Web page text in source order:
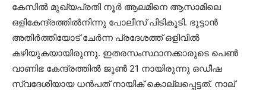
കേസില്‍ മുഖ്യപ്രതി നൂര്‍ ആലമിനെ ആസാമിലെ
ഒളികേന്ദ്രത്തില്‍നിന്നു പോലീസ് പിടികൂടി. ഭൂട്ടാന്‍
അതിര്‍ത്തിയോട് ചേര്‍ന്ന പ്രദേശത്ത് ഒളിവില്‍
കഴിയുകയായിരുന്നു. ഇതരസംസ്ഥാനക്കാരുടെ പെണ്‍
വാണിഭ കേന്ദ്രത്തില്‍ ജൂണ്‍ 21 നായിരുന്നു ഒഡീഷ
സ്വദേശിയായ ധന്‍പത് നായിക് കൊല്ലപ്പെട്ടത്. നാല്